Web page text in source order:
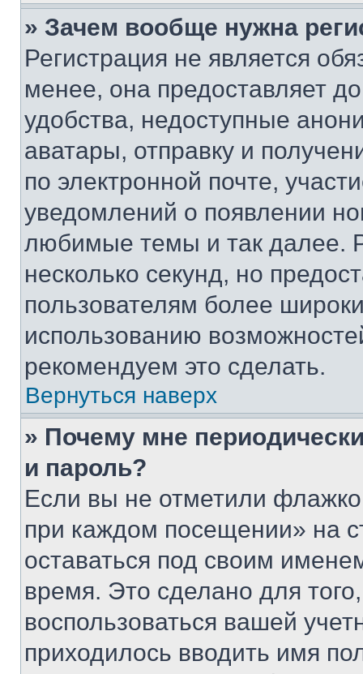
» Зачем вообще нужна
Регистрация не является
менее, она предоставляет
удобства, недоступные
аватары, отправку и
по электронной почте,
уведомлений о появлении
любимые темы и так далее.
несколько секунд, но
пользователям более
использованию
рекомендуем это сделать.
Вернуться наверх
» Почему мне
и пароль?
Если вы не отметили
при каждом посещении» на
оставаться под своим
время. Это сделано для
воспользоваться вашей
приходилось вводить имя